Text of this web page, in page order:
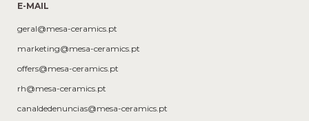
E-MAIL
geral@mesa-ceramics.pt
marketing@mesa-ceramics.pt
offers@mesa-ceramics.pt
rh@mesa-ceramics.pt
canaldedenuncias@mesa-ceramics.pt